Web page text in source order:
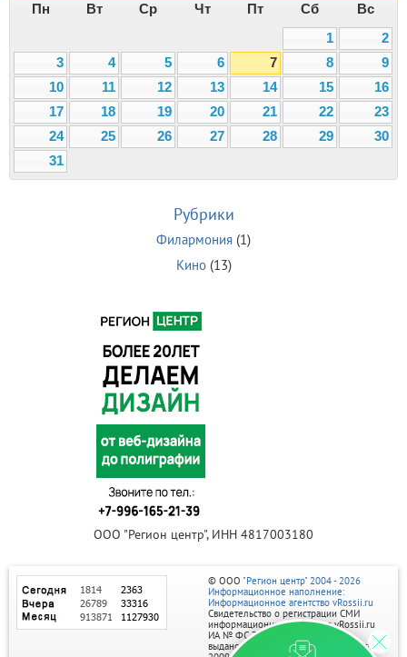
Пн Вт Ср Чт Пт Сб
Вс
1
2
3
4 5 6 7 8
9
10
11 12 13 14 15
16
17
18 19 20 21 22
23
24
25 26 27 28 29
30
31
Рубрики
Филармония (1)
Кино(13)
ООО "Регион центр", ИНН 4817003180
© ООО "Регион центр" 2004 - 2026
Информационное наполнение:
Информационное агентство vRossii.ru
Свидетельство о регистрации СМИ
информационного агентства vRossii.ru
ИА № ФС 77‑35502
выдано РОСКОМНАДЗОРом 04 марта